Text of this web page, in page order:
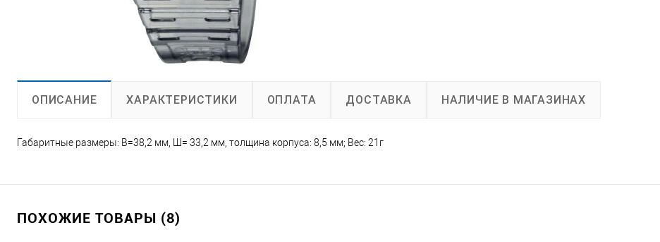
ОПИСАНИЕ ХАРАКТЕРИСТИКИ ОПЛАТА ДОСТАВКА НАЛИЧИЕ В МАГАЗИНАХ
Габаритные размеры: В=38,2 мм, Ш= 33,2 мм, толщина корпуса: 8,5 мм; Вес: 21г
ПОХОЖИЕ ТОВАРЫ (8)